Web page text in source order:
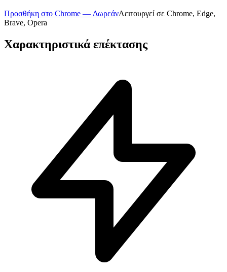
Προσθήκη στο Chrome — ΔωρεάνΛειτουργεί σε Chrome, Edge,
Brave, Opera
Χαρακτηριστικά επέκτασης